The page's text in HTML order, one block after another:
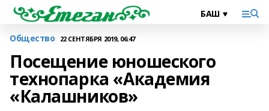
Общество 22 СЕНТЯБРЯ 2019, 06:47
Посещение юношеского
технопарка «Академия
«Калашников»